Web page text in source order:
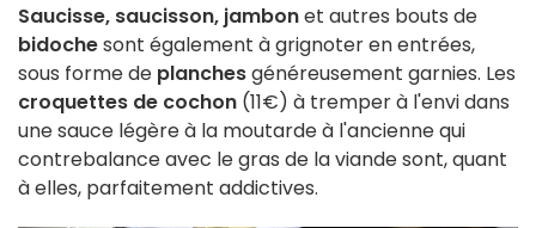
Saucisse, saucisson, jambonet autres bouts de
bidochesont également à grignoter en entrées,
sous forme de planchesgénéreusement garnies. Les
croquettes de cochon (11€) à tremper à l'envi dans
une sauce légère à la moutarde à l'ancienne qui
contrebalance avec le gras de la viande sont, quant
à elles, parfaitement addictives.